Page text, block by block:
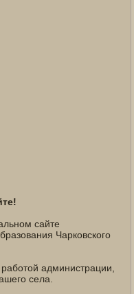
сайте
Чарковского
администрации,
села.